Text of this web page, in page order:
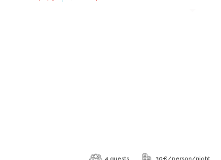
30€/person/night
4 guests